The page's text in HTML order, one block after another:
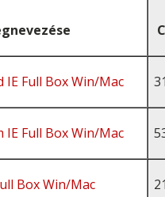
IE Full Box Win/Mac
IE Full Box Win/Mac
Box Win/Mac